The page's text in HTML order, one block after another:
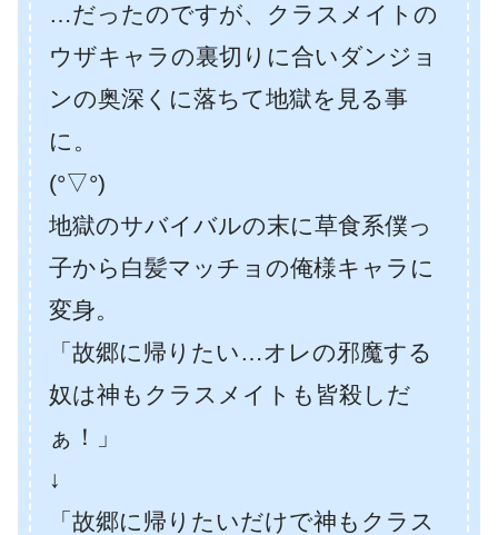
…だったのですが、クラスメイトの
ウザキャラの裏切りに合いダンジョ
ンの奥深くに落ちて地獄を見る事
に。
(°▽°)
地獄のサバイバルの末に草食系僕っ
子から白髪マッチョの俺様キャラに
変身。
「故郷に帰りたい…オレの邪魔する
奴は神もクラスメイトも皆殺しだ
ぁ！」
↓
「故郷に帰りたいだけで神もクラス